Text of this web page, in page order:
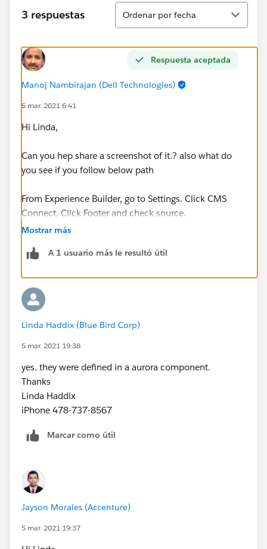
3 respuestas
Ordenar
Ordenar por fecha
Respuesta aceptada
Manoj Nambirajan (Dell Technologies)
5 mar. 2021 6:41
Hi Linda,
Can you hep share a screenshot of it.? also what do
you see if you follow below path
From Experience Builder, go to Settings. Click CMS
Connect. Click Footer and check source.
Mostrar más
A 1 usuario más le resultó útil
Linda Haddix (Blue Bird Corp)
5 mar. 2021 19:38
yes. they were defined in a aurora component.
Thanks
Linda Haddix
iPhone 478-737-8567
Marcar como útil
Jayson Morales (Accenture)
5 mar. 2021 19:37